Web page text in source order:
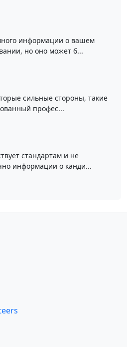
информации о вашем
но оно может б...
сильные стороны, такие
профес...
стандартам и не
информации о канди...